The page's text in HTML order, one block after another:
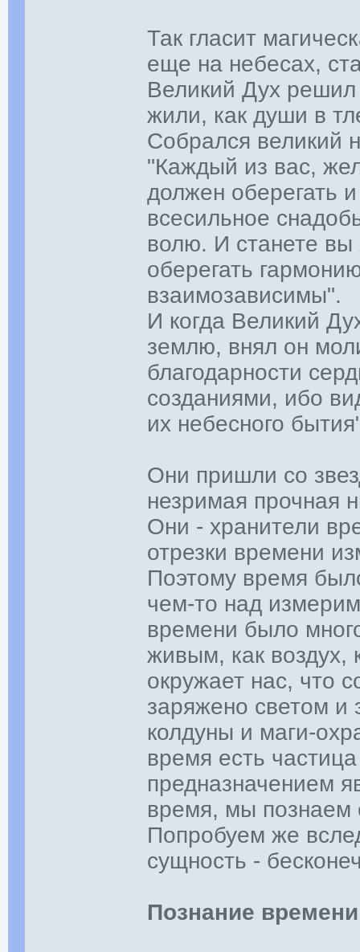
Так гласит
еще на небесах,
Великий Дух
жили, как души в
Собрался великий
"Каждый из вас,
должен оберегать
всесильное
волю. И станете
оберегать
взаимозависимы".
И когда Великий
землю, внял он
благодарности
созданиями, ибо
их небесного
Они пришли со
незримая прочная
Они - хранители
отрезки времени
Поэтому время
чем-то над
времени было
живым, как
окружает нас, что
заряжено светом и
колдуны и маги-
время есть
предназначением
время, мы познаем
Попробуем же
сущность -
Познание